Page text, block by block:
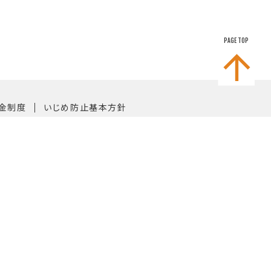
制度 ｜ いじめ防止基本方針
PAGE TOP